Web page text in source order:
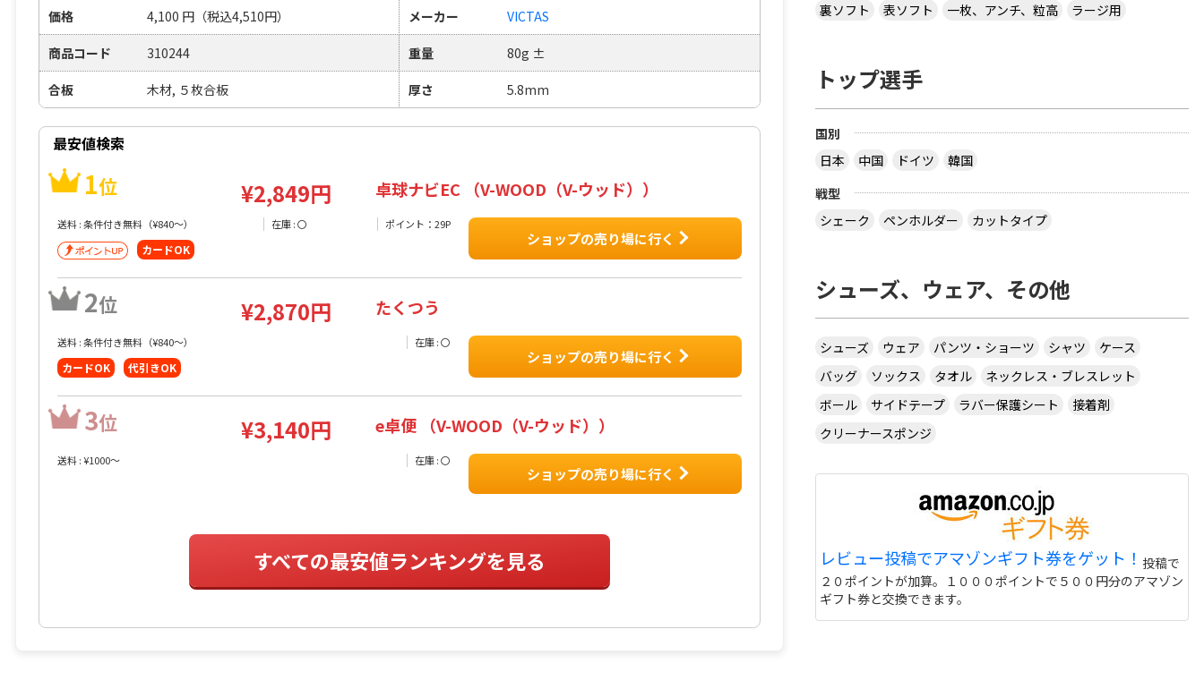
価格 4,100 円 （税込4,510円） メーカー VICTAS
商品コード 310244 重量 80g ±
合板 木材, ５枚合板 厚さ 5.8mm
最安値検索
1位 ¥2,849円 卓球ナビEC （V-WOOD（V-ウッド））
送料 : 条件付き無料（¥840〜） 在庫 : 〇 ポイント：29P
カードOK
ショップの売り場に行く
2位 ¥2,870円 たくつう
送料 : 条件付き無料（¥840〜） 在庫 : 〇
カードOK 代引きOK
ショップの売り場に行く
3位 ¥3,140円 e卓便 （V-WOOD（V-ウッド））
送料 : ¥1000〜 在庫 : 〇
ショップの売り場に行く
すべての最安値ランキングを見る
裏ソフト
表ソフト 一枚、アンチ、粒高 ラージ用
トップ選手
国別
日本
中国 ドイツ
韓国
戦型
シェーク
ペンホルダー カットタイプ
シューズ、ウェア、その他
シューズ ウェア パンツ・ショーツ シャツ
ケース
バッグ
ソックス タオル
ネックレス・ブレスレット
ボール
サイドテープ ラバー保護シート
接着剤
クリーナースポンジ
レビュー投稿でアマゾンギフト券をゲット！ 投稿で
２０ポイントが加算。１０００ポイントで５００円分のアマゾン
ギフト券と交換できます。